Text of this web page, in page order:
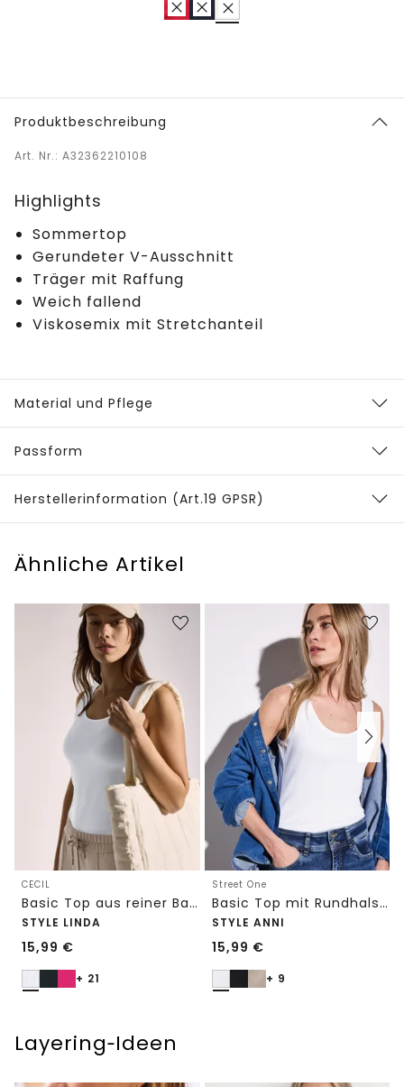
Produktbeschreibung
Art. Nr.: A32362210108
Highlights
Sommertop
Gerundeter V-Ausschnitt
Träger mit Raffung
Weich fallend
Viskosemix mit Stretchanteil
Material und Pflege
Passform
Herstellerinformation (Art.19 GPSR)
Ähnliche Artikel
CECIL
Basic Top aus reiner Baumwolle
STYLE LINDA
15,99 €
+ 21
Street One
Basic Top mit Rundhals in Unifarbe
STYLE ANNI
15,99 €
+ 9
Layering‑Ideen